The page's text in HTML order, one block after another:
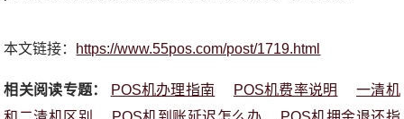
本文链接： https://www.55pos.com/post/1719.html
相关阅读专题： POS机办理指南 POS机费率说明
一清机